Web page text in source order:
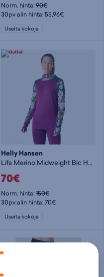
Norm. hinta:90€
30pv alin hinta: 55,96€
Useita kokoja
Helly Hansen
Lifa Merino Midweight Blc Hoodie - naisten aluspaita
70€
Norm. hinta:150€
30pv alin hinta: 70€
Useita kokoja